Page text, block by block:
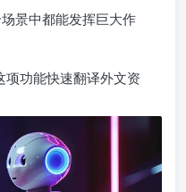
景中都能发挥巨大作
项功能快速翻译外文资